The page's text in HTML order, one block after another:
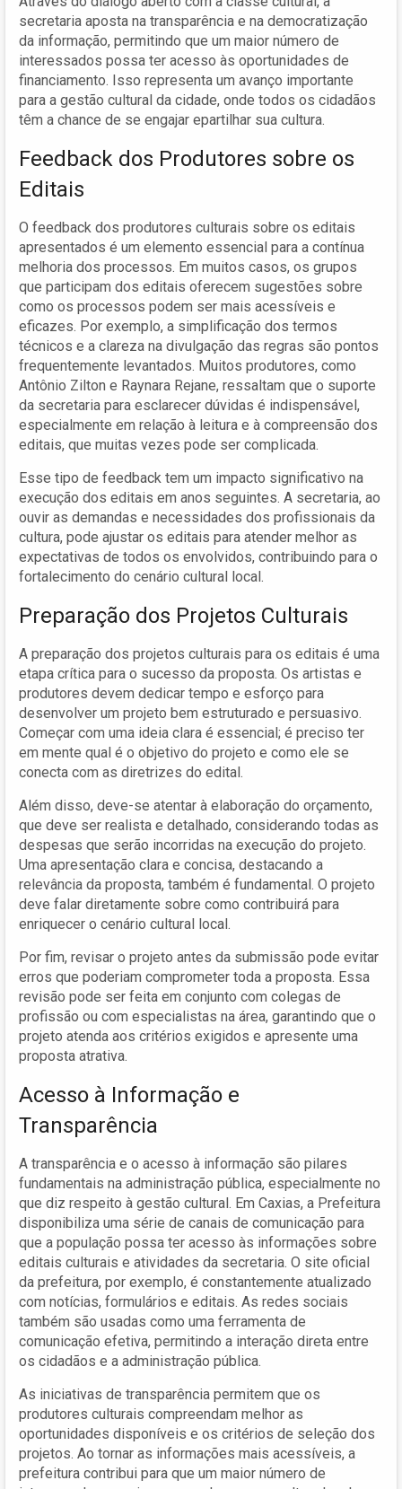
secretaria aposta na transparência e na democratização
da informação, permitindo que um maior número de
interessados possa ter acesso às oportunidades de
financiamento. Isso representa um avanço importante
para a gestão cultural da cidade, onde todos os cidadãos
têm a chance de se engajar epartilhar sua cultura.
Feedback dos Produtores sobre os
Editais
O feedback dos produtores culturais sobre os editais
apresentados é um elemento essencial para a contínua
melhoria dos processos. Em muitos casos, os grupos
que participam dos editais oferecem sugestões sobre
como os processos podem ser mais acessíveis e
eficazes. Por exemplo, a simplificação dos termos
técnicos e a clareza na divulgação das regras são pontos
frequentemente levantados. Muitos produtores, como
Antônio Zilton e Raynara Rejane, ressaltam que o suporte
da secretaria para esclarecer dúvidas é indispensável,
especialmente em relação à leitura e à compreensão dos
editais, que muitas vezes pode ser complicada.
Esse tipo de feedback tem um impacto significativo na
execução dos editais em anos seguintes. A secretaria, ao
ouvir as demandas e necessidades dos profissionais da
cultura, pode ajustar os editais para atender melhor as
expectativas de todos os envolvidos, contribuindo para o
fortalecimento do cenário cultural local.
Preparação dos Projetos Culturais
A preparação dos projetos culturais para os editais é uma
etapa crítica para o sucesso da proposta. Os artistas e
produtores devem dedicar tempo e esforço para
desenvolver um projeto bem estruturado e persuasivo.
Começar com uma ideia clara é essencial; é preciso ter
em mente qual é o objetivo do projeto e como ele se
conecta com as diretrizes do edital.
Além disso, deve-se atentar à elaboração do orçamento,
que deve ser realista e detalhado, considerando todas as
despesas que serão incorridas na execução do projeto.
Uma apresentação clara e concisa, destacando a
relevância da proposta, também é fundamental. O projeto
deve falar diretamente sobre como contribuirá para
enriquecer o cenário cultural local.
Por fim, revisar o projeto antes da submissão pode evitar
erros que poderiam comprometer toda a proposta. Essa
revisão pode ser feita em conjunto com colegas de
profissão ou com especialistas na área, garantindo que o
projeto atenda aos critérios exigidos e apresente uma
proposta atrativa.
Acesso à Informação e
Transparência
A transparência e o acesso à informação são pilares
fundamentais na administração pública, especialmente no
que diz respeito à gestão cultural. Em Caxias, a Prefeitura
disponibiliza uma série de canais de comunicação para
que a população possa ter acesso às informações sobre
editais culturais e atividades da secretaria. O site oficial
da prefeitura, por exemplo, é constantemente atualizado
com notícias, formulários e editais. As redes sociais
também são usadas como uma ferramenta de
comunicação efetiva, permitindo a interação direta entre
os cidadãos e a administração pública.
As iniciativas de transparência permitem que os
produtores culturais compreendam melhor as
oportunidades disponíveis e os critérios de seleção dos
projetos. Ao tornar as informações mais acessíveis, a
prefeitura contribui para que um maior número de